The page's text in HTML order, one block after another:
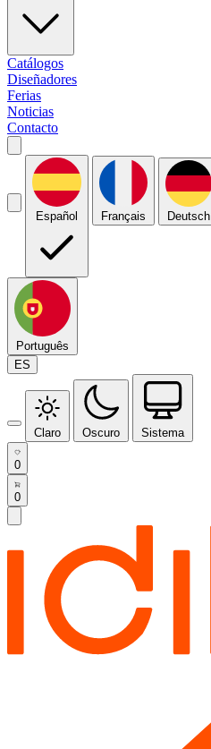
Catálogos
Diseñadores
Ferias
Noticias
Contacto
Español Français Deutsch
Português
ES
Claro Oscuro Sistema
0
0